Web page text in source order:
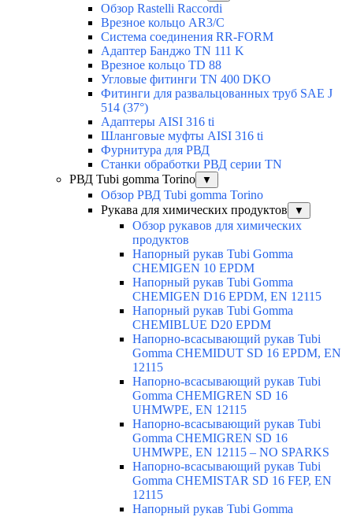
Обзор Rastelli Raccordi
Врезное кольцо AR3/C
Система соединения RR-FORM
Адаптер Банджо TN 111 K
Врезное кольцо TD 88
Угловые фитинги TN 400 DKO
Фитинги для развальцованных труб SAE J
514 (37°)
Адаптеры AISI 316 ti
Шланговые муфты AISI 316 ti
Фурнитура для РВД
Станки обработки РВД серии TN
РВД Tubi gomma Torino
▼
Обзор РВД Tubi gomma Torino
Рукава для химических продуктов
▼
Обзор рукавов для химических
продуктов
Напорный рукав Tubi Gomma
CHEMIGEN 10 EPDM
Напорный рукав Tubi Gomma
CHEMIGEN D16 EPDM, EN 12115
Напорный рукав Tubi Gomma
CHEMIBLUE D20 EPDM
Напорно-всасывающий рукав Tubi
Gomma CHEMIDUT SD 16 EPDM, EN
12115
Напорно-всасывающий рукав Tubi
Gomma CHEMIGREN SD 16
UHMWPE, EN 12115
Напорно-всасывающий рукав Tubi
Gomma CHEMIGREN SD 16
UHMWPE, EN 12115 – NO SPARKS
Напорно-всасывающий рукав Tubi
Gomma CHEMISTAR SD 16 FEP, EN
12115
Напорный рукав Tubi Gomma